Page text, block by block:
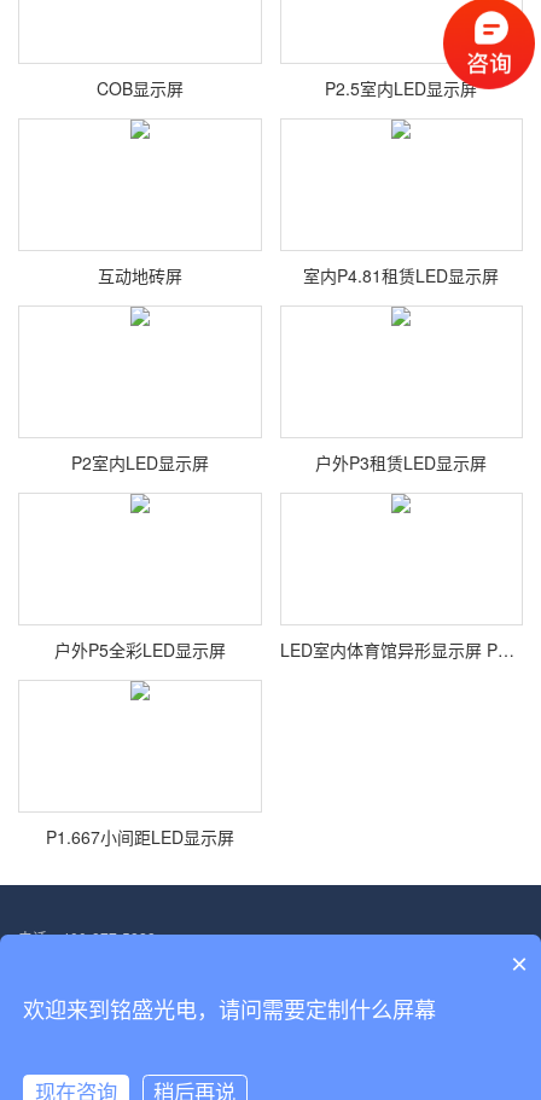
COB显示屏 P2.5室内LED显示屏
互动地砖屏 室内P4.81租赁LED显示屏
P2室内LED显示屏 户外P3租赁LED显示屏
户外P5全彩LED显示屏 LED室内体育馆异形显示屏 P6篮球场悬挂方形大屏幕
P1.667小间距LED显示屏
电话：400-877-5828
Copyright © 2022-2026 深圳市铭盛光电科技有限公司 版权所有
×
欢迎来到铭盛光电，请问需要定制什么屏幕
现在咨询 稍后再说